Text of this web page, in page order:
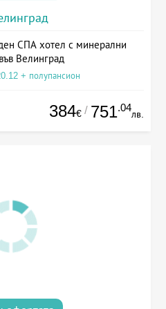
СПА хотел с минерални
Велинград
+ полупансион
384€ / 751.04
лв.